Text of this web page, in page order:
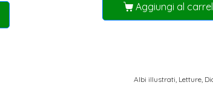
Aggiungi al
Albi illustrati, Letture,